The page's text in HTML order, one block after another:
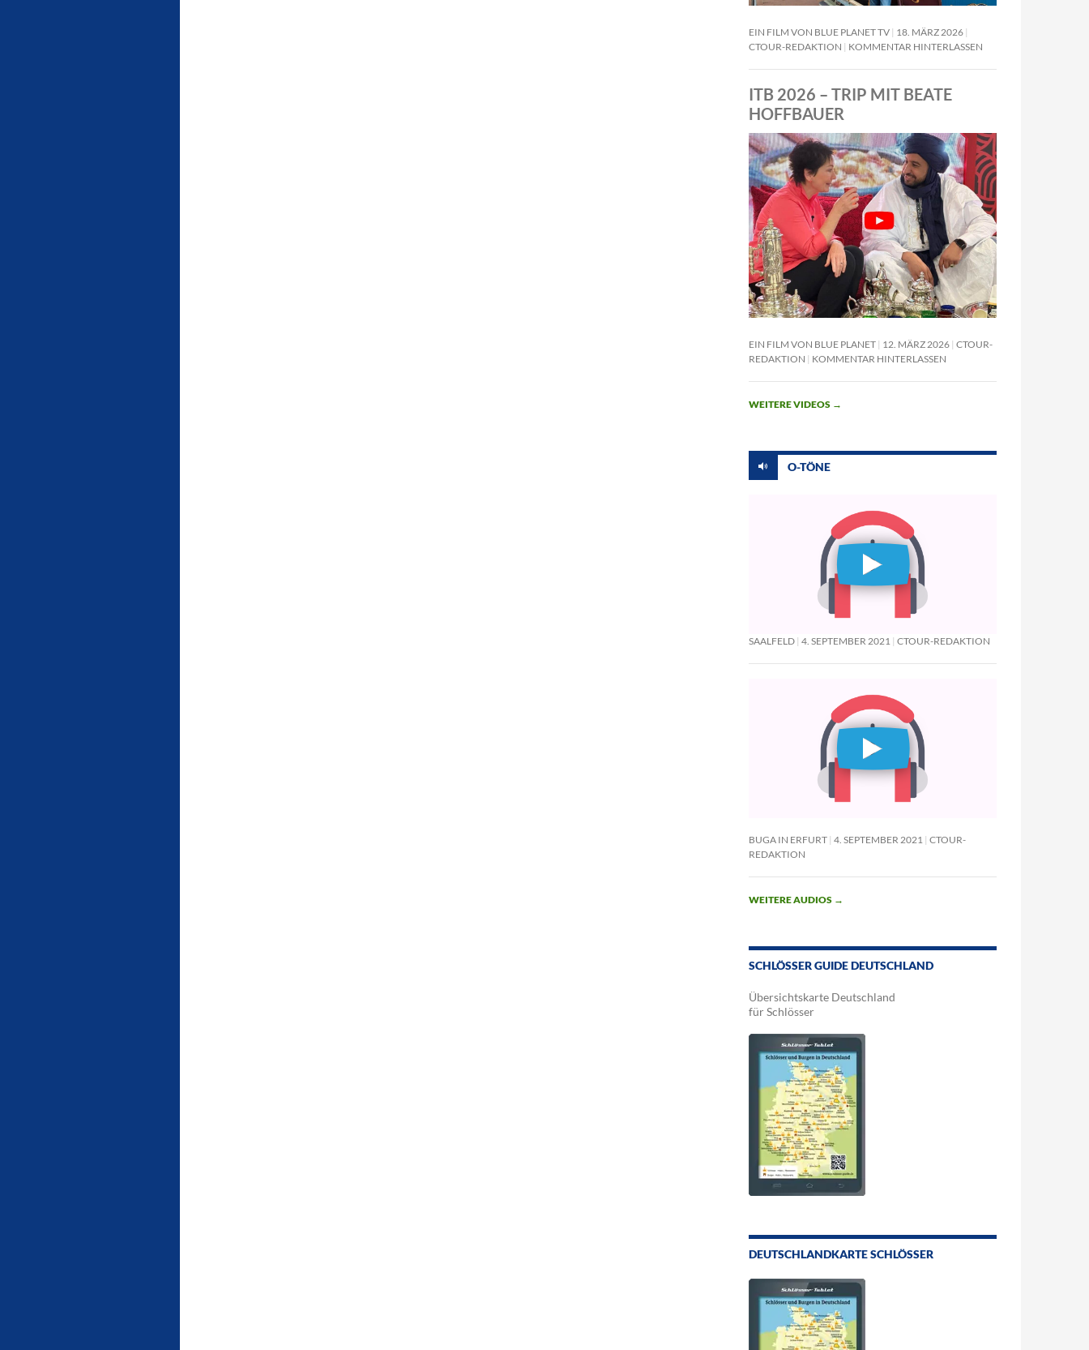
EIN FILM VON BLUE PLANET TV 18. MÄRZ 2026
CTOUR-REDAKTION
KOMMENTAR HINTERLASSEN
ITB 2026 – TRIP MIT BEATE
HOFFBAUER
EIN FILM VON BLUE PLANET 12. MÄRZ 2026 CTOUR-
REDAKTION
KOMMENTAR HINTERLASSEN
WEITERE VIDEOS →
O-TÖNE
SAALFELD 4. SEPTEMBER 2021 CTOUR-REDAKTION
BUGA IN ERFURT 4. SEPTEMBER 2021
CTOUR-
REDAKTION
WEITERE AUDIOS →
SCHLÖSSER GUIDE DEUTSCHLAND
Übersichtskarte Deutschland
für Schlösser
DEUTSCHLANDKARTE SCHLÖSSER